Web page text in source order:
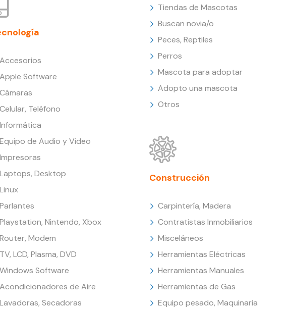
Accesorios
Apple Software
Cámaras
Celular, Teléfono
Informática
Equipo de Audio y Video
Impresoras
Laptops, Desktop
Linux
Parlantes
Playstation, Nintendo, Xbox
Router, Modem
TV, LCD, Plasma, DVD
Windows Software
Acondicionadores de Aire
Lavadoras, Secadoras
Tiendas de Mascotas
Buscan novia/o
Peces, Reptiles
Perros
Mascota para adoptar
Adopto una mascota
Otros
Construcción
Carpintería, Madera
Contratistas Inmobiliarios
Misceláneos
Herramientas Eléctricas
Herramientas Manuales
Herramientas de Gas
Equipo pesado, Maquinaria